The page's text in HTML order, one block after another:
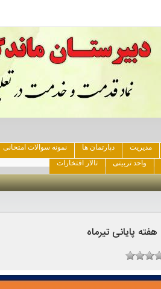
مدیریت دپارتمان ها نمونه سوالات امتحانی
واحد تربیتی تالار افتخارات